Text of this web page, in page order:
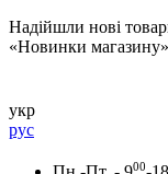
Надійшли нові
«Новинки
укр
рус
00